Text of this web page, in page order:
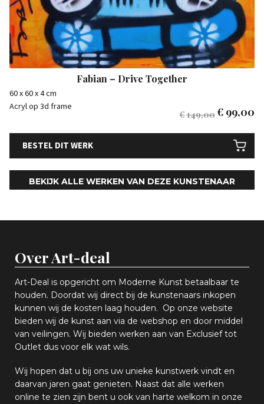
Fabian – Drive Together
60 x 60 x 4 cm
Acryl op 3d frame
€149,00€ 99,00
BESTEL DIT WERK
BEKIJK ALLE WERKEN VAN DEZE KUNSTENAAR
Over Art-deal
Art-Deal is opgericht om Moderne Kunst betaalbaar te
houden. Doordat wij direct bij de kunstenaars inkopen
kunnen wij de kosten laag houden. Op onze website
bieden wij de kunst aan via de webshop en door middel
van veilingen. Wij bieden werken aan van Exclusief tot
Outlet dus voor elk wat wils.
Wij hopen dat u bij ons uw unieke kunstwerk vindt en
daarvan jaren gaat genieten. Naast dat alle werken
online te zien zijn bent u ook van harte welkom in onze